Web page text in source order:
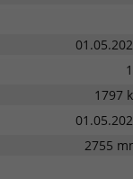
1797
2755